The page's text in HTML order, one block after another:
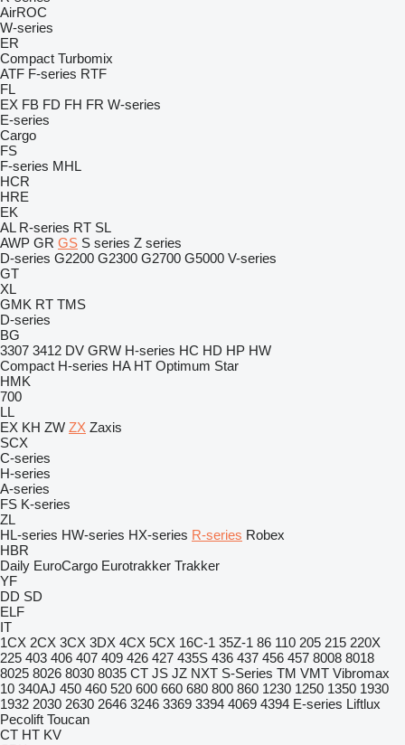
AirROC
W-series
ER
Compact Turbomix
ATF F-series RTF
FL
EX FB FD FH FR W-series
E-series
Cargo
FS
F-series MHL
HCR
HRE
EK
AL R-series RT SL
AWP GR GS S series Z series
D-series G2200 G2300 G2700 G5000 V-series
GT
XL
GMK RT TMS
D-series
BG
3307 3412 DV GRW H-series HC HD HP HW
Compact H-series HA HT Optimum Star
HMK
700
LL
EX KH ZW ZX Zaxis
SCX
C-series
H-series
A-series
FS K-series
ZL
HL-series HW-series HX-series R-series Robex
HBR
Daily EuroCargo Eurotrakker Trakker
YF
DD SD
ELF
IT
1CX 2CX 3CX 3DX 4CX 5CX 16C-1 35Z-1 86 110 205 215 220X
225 403 406 407 409 426 427 435S 436 437 456 457 8008 8018
8025 8026 8030 8035 CT JS JZ NXT S-Series TM VMT Vibromax
10 340AJ 450 460 520 600 660 680 800 860 1230 1250 1350 1930
1932 2030 2630 2646 3246 3369 3394 4069 4394 E-series Liftlux
Pecolift Toucan
CT HT KV